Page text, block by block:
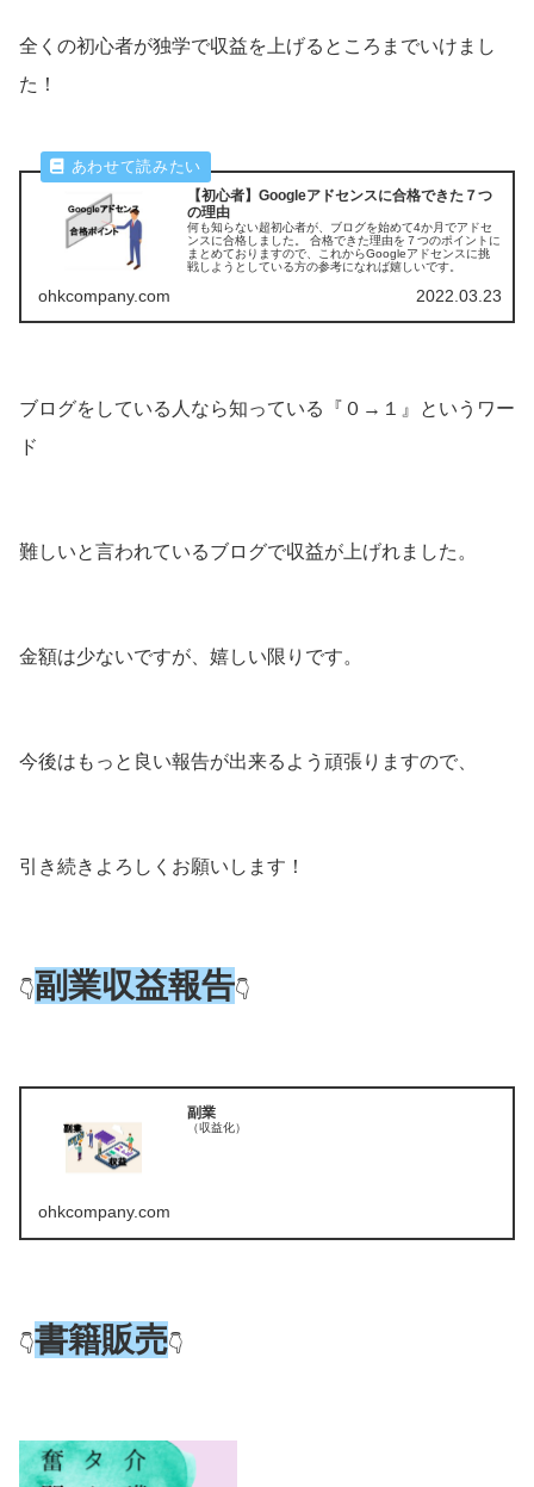
全くの初心者が独学で収益を上げるところまでいけまし
た！
【初心者】Googleアドセンスに合格できた７つ
の理由
何も知らない超初心者が、ブログを始めて4か月でアドセ
ンスに合格しました。 合格できた理由を７つのポイントに
まとめておりますので、これからGoogleアドセンスに挑
戦しようとしている方の参考になれば嬉しいです。
ohkcompany.com 2022.03.23
ブログをしている人なら知っている『０→１』というワー
ド
難しいと言われているブログで収益が上げれました。
金額は少ないですが、嬉しい限りです。
今後はもっと良い報告が出来るよう頑張りますので、
引き続きよろしくお願いします！
👇副業収益報告👇
副業
（収益化）
ohkcompany.com
👇書籍販売👇